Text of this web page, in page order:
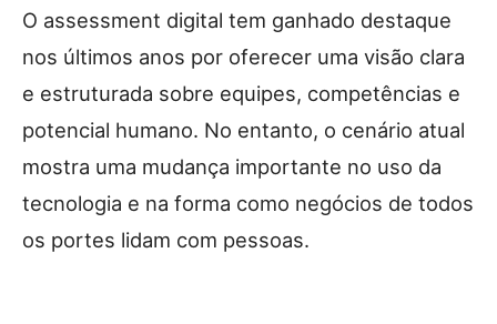
O assessment digital tem ganhado destaque
nos últimos anos por oferecer uma visão clara
e estruturada sobre equipes, competências e
potencial humano. No entanto, o cenário atual
mostra uma mudança importante no uso da
tecnologia e na forma como negócios de todos
os portes lidam com pessoas.